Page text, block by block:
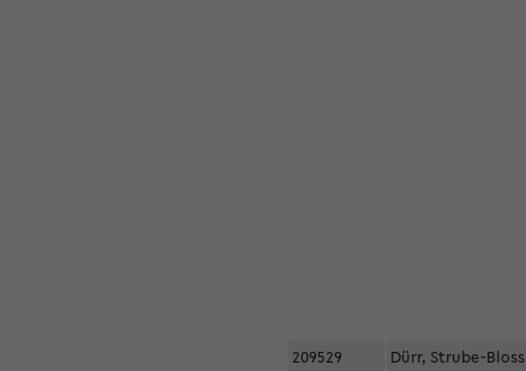
209529 Dürr, Strube-Bloss